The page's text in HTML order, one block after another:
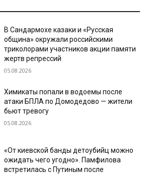
В Сандармохе казаки и «Русская
община» окружали российскими
триколорами участников акции памяти
жертв репрессий
05.08.2026
Химикаты попали в водоемы после
атаки БПЛА по Домодедово — жители
бьют тревогу
05.08.2026
«От киевской банды детоубийц можно
ожидать чего угодно». Памфилова
встретилась с Путиным после